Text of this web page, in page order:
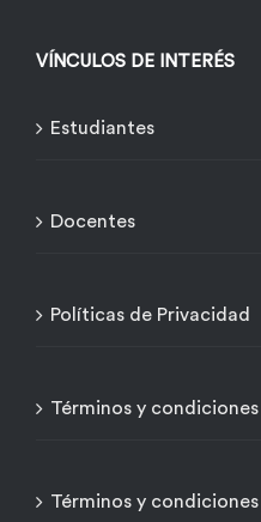
VÍNCULOS DE INTERÉS
Estudiantes
Docentes
Políticas de Privacidad
Términos y
Términos y